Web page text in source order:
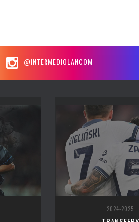
@INTERMEDIOLANCOM
2024-2025